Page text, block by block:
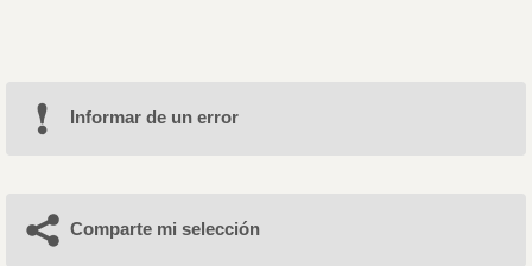
Informar de un error
Comparte mi selección